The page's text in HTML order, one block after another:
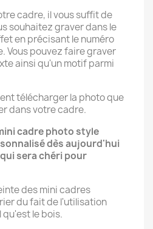
cadre, il vous suffit de
souhaitez graver dans le
en précisant le numéro
Vous pouvez faire graver
ainsi qu'un motif parmi
télécharger la photo que
dans votre cadre.
cadre photo style
dès aujourd'hui
sera chéri pour
des mini cadres
du fait de l'utilisation
le bois.